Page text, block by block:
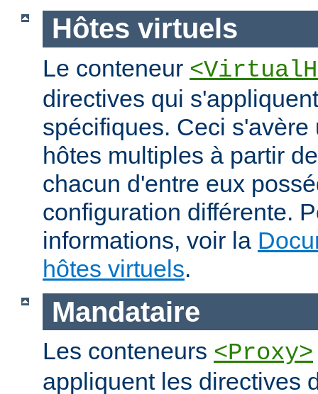
Hôtes virtuels
Le conteneur
directives qui
spécifiques. Ceci
hôtes multiples à partir
chacun d'entre eux
configuration différente.
informations, voir la
hôtes virtuels.
Mandataire
Les conteneurs <Proxy>
appliquent les directives